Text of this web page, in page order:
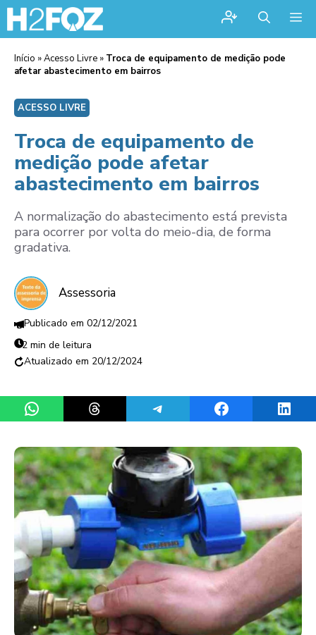
Início »Acesso Livre » Troca de equipamento de medição pode
afetar abastecimento em bairros
ACESSO LIVRE
Troca de equipamento de
medição pode afetar
abastecimento em bairros
A normalização do abastecimento está prevista
para ocorrer por volta do meio-dia, de forma
gradativa.
Assessoria
02/12/2021
2 min de leitura
20/12/2024
Share on WhatsAppShare on ThreadsShare on TelegramShare on Facebook